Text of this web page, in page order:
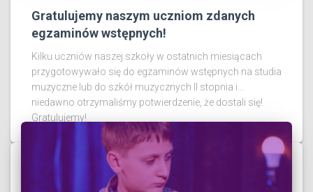
Gratulujemy naszym uczniom zdanych
egzaminów wstępnych!
Kilku uczniów naszej szkoły w ostatnich miesiącach
przygotowywało się do egzaminów wstępnych na studia
muzyczne lub do szkół muzycznych II stopnia i...
niedawno otrzymaliśmy potwierdzenie, że dostali się!
Gratulujemy!